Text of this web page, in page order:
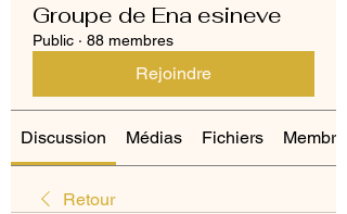
Groupe de Ena esineve
Public · 88 membres
Rejoindre
Discussion Médias Fichiers Membres
Retour